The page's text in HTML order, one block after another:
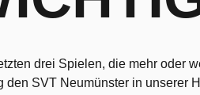
drei Spielen, die mehr oder
den SVT Neumünster in unserer